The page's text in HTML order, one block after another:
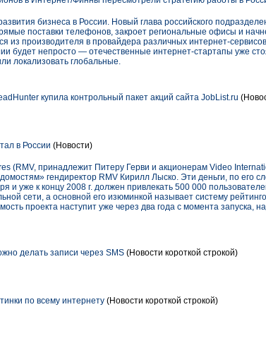
бизнеса в России. Новый глава российского
поставки телефонов, закроет региональные офисы и
из производителя в провайдера различных интернет-
будет непросто — отечественные интернет-стартапы уже
локализовать глобальные.
купила контрольный пакет акций сайта JobList.ru
в России (Новости)
(RMV, принадлежит Питеру Герви и акционерам Video
гендиректор RMV Кирилл Лыско. Эти деньги, по его
и уже к концу 2008 г. должен привлекать 500 000
сети, а основной его изюминкой называет систему
проекта наступит уже через два года с момента запуска,
делать записи через SMS (Новости короткой строкой)
по всему интернету (Новости короткой строкой)